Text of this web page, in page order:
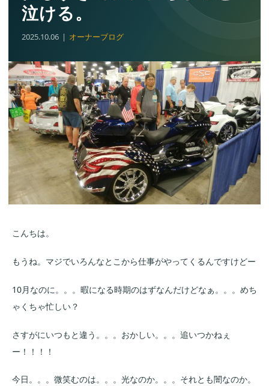
泣ける。
2025.10.06 オーナーブログ
こんちは。
もうね。マジでいろんなとこから仕事がやってくるんですけどー
10月なのに。。。暇になる時期のはずなんだけどなぁ。。。めち
ゃくちゃ忙しい？
さすがにいつもと違う。。。おかしい。。。追いつかねぇ
ー！！！！
今日。。。微笑むのは。。。光なのか。。。それとも闇なのか。